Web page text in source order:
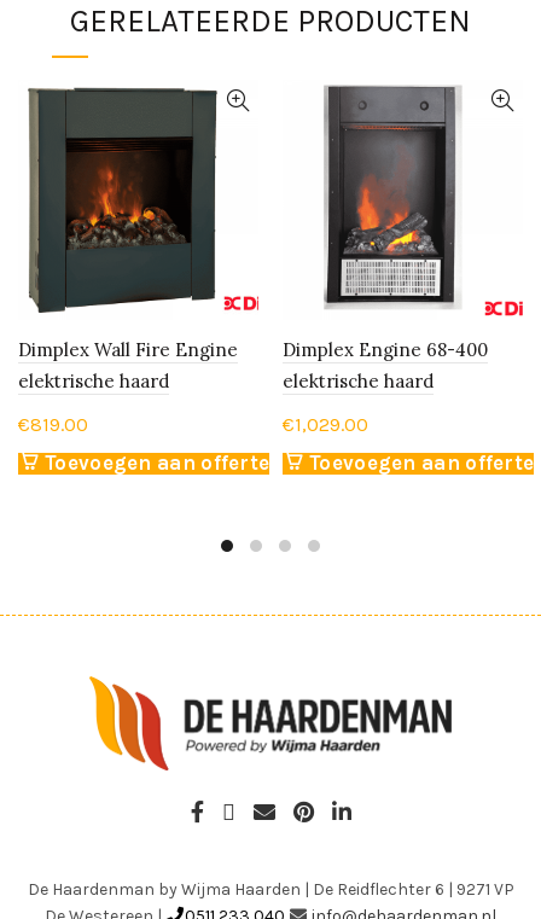
GERELATEERDE PRODUCTEN
Dimplex Wall Fire Engine
elektrische haard
€819.00
Toevoegen aan offerte
Dimplex Engine 68-400
elektrische haard
€1,029.00
Toevoegen aan offerte
De Haardenman by Wijma Haarden | De Reidflechter 6 | 9271 VP